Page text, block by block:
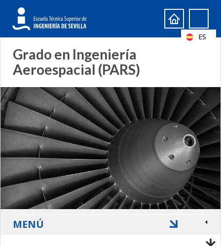
Formulario
de
búsqueda
Search
Grado en Ingeniería
Aeroespacial (PARS)
MENÚ
ES